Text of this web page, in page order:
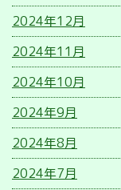
2024年12月
2024年11月
2024年10月
2024年9月
2024年8月
2024年7月